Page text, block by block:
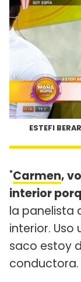
ESTEFI
"Carmen,
interior
la panelista
interior.
saco estoy
conductora.